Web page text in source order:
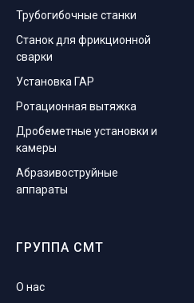
Трубогибочные станки
Станок для фрикционной
сварки
Установка ГАР
Ротационная вытяжка
Дробеметные установки и
камеры
Абразивоструйные
аппараты
ГРУППА СМТ
О нас